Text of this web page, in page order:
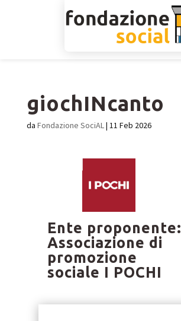
giochINcanto
da Fondazione SociAL| 11 Feb 2026
Ente proponente:
Associazione di
promozione
sociale I POCHI